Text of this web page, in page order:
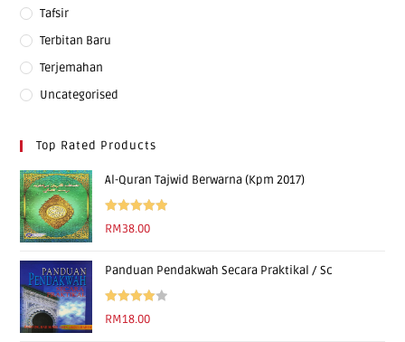
Tafsir
Terbitan Baru
Terjemahan
Uncategorised
Top Rated Products
Al-Quran Tajwid Berwarna (Kpm 2017)
Rated 5.00
RM38.00
Panduan Pendakwah Secara Praktikal / Sc
Rated
RM18.00